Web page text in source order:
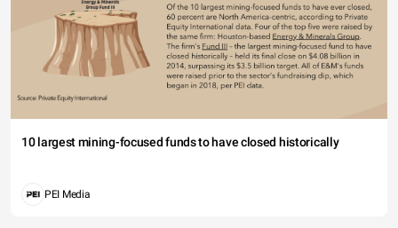
10 largest mining-focused funds to have closed historically
PEI Media